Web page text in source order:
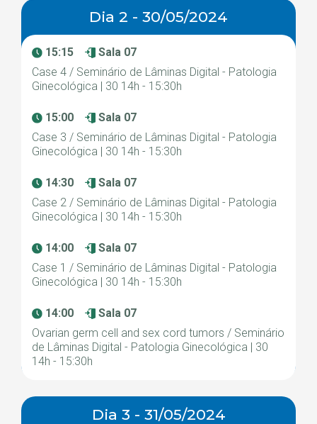
Dia 2 - 30/05/2024
15:15
Sala 07
Case 4 / Seminário de Lâminas Digital - Patologia
Ginecológica | 30 14h - 15:30h
15:00
Sala 07
Case 3 / Seminário de Lâminas Digital - Patologia
Ginecológica | 30 14h - 15:30h
14:30
Sala 07
Case 2 / Seminário de Lâminas Digital - Patologia
Ginecológica | 30 14h - 15:30h
14:00
Sala 07
Case 1 / Seminário de Lâminas Digital - Patologia
Ginecológica | 30 14h - 15:30h
14:00
Sala 07
Ovarian germ cell and sex cord tumors / Seminário
de Lâminas Digital - Patologia Ginecológica | 30
14h - 15:30h
Dia 3 - 31/05/2024